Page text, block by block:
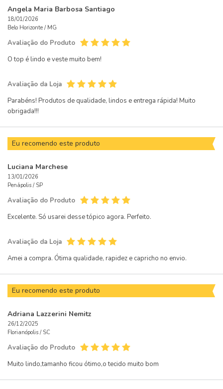
Angela Maria Barbosa Santiago
18/01/2026
Belo Horizonte / MG
Avaliação do Produto
O top é lindo e veste muito bem!
Avaliação da Loja
Parabéns! Produtos de qualidade, lindos e entrega rápida! Muito
obrigada!!!
Eu recomendo este produto
Luciana Marchese
13/01/2026
Penápolis / SP
Avaliação do Produto
Excelente. Só usarei desse tópico agora. Perfeito.
Avaliação da Loja
Amei a compra. Ótima qualidade, rapidez e capricho no envio.
Eu recomendo este produto
Adriana Lazzerini Nemitz
26/12/2025
Florianópolis / SC
Avaliação do Produto
Muito lindo,tamanho ficou ótimo,o tecido muito bom